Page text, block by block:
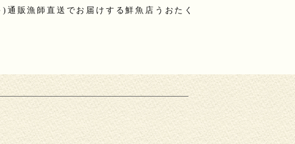
)通販漁師直送でお届けする鮮魚店うおたく